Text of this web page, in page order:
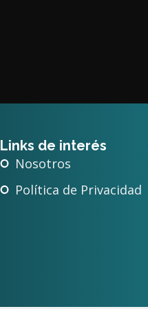
Links de interés
Nosotros
Política de Privacidad